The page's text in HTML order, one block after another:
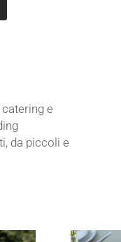
catering e
da piccoli e